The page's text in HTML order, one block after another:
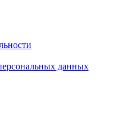
данных